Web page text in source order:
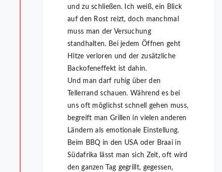
und zu schließen. Ich weiß, ein Blick
auf den Rost reizt, doch manchmal
muss man der Versuchung
standhalten. Bei jedem Öffnen geht
Hitze verloren und der zusätzliche
Backofeneffekt ist dahin.
Und man darf ruhig über den
Tellerrand schauen. Während es bei
uns oft möglichst schnell gehen muss,
begreift man Grillen in vielen anderen
Ländern als emotionale Einstellung.
Beim BBQ in den USA oder Braai in
Südafrika lässt man sich Zeit, oft wird
den ganzen Tag gegrillt, gegessen,